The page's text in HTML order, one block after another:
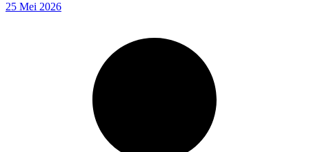
25 Mei 2026